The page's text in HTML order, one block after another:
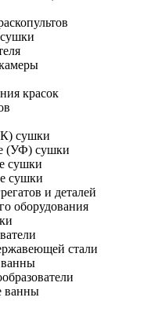
красок
сушки
(УФ) сушки
сушки
сушки
и деталей
оборудования
стали
ванны